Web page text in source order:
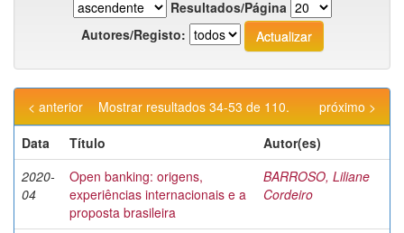
Resultados/Página
Autores/Registo:
Mostrar resultados 34-53 de 110.
< anterior
próximo >
Data
Título
Autor(es)
2020-
04
Open banking: origens,
experiências internacionais e a
proposta brasileira
BARROSO, Liliane
Cordeiro